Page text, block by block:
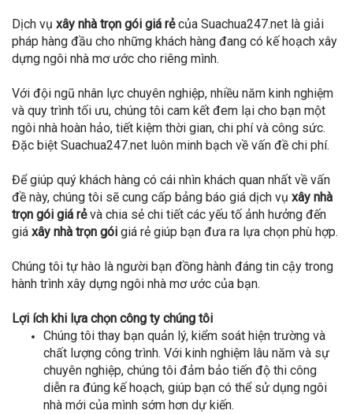
Dịch vụ xây nhà trọn gói giá rẻcủa Suachua247.net là giải
pháp hàng đầu cho những khách hàng đang có kế hoạch xây
dựng ngôi nhà mơ ước cho riêng mình.
Với đội ngũ nhân lực chuyên nghiệp, nhiều năm kinh nghiệm
và quy trình tối ưu, chúng tôi cam kết đem lại cho bạn một
ngôi nhà hoàn hảo, tiết kiệm thời gian, chi phí và công sức.
Đặc biệt Suachua247.net luôn minh bạch về vấn đề chi phí.
Để giúp quý khách hàng có cái nhìn khách quan nhất về vấn
đề này, chúng tôi sẽ cung cấp bảng báo giá dịch vụ xây nhà
trọn gói giá rẻvà chia sẻ chi tiết các yếu tố ảnh hưởng đến
giá xây nhà trọn gói giá rẻ giúp bạn đưa ra lựa chọn phù hợp.
Chúng tôi tự hào là người bạn đồng hành đáng tin cậy trong
hành trình xây dựng ngôi nhà mơ ước của bạn.
Lợi ích khi lựa chọn công ty chúng tôi
Chúng tôi thay bạn quản lý, kiểm soát hiện trường và
chất lượng công trình. Với kinh nghiệm lâu năm và sự
chuyên nghiệp, chúng tôi đảm bảo tiến độ thi công
diễn ra đúng kế hoạch, giúp bạn có thể sử dụng ngôi
nhà mới của mình sớm hơn dự kiến.